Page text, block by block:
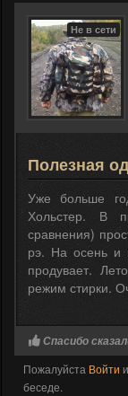
Не в сети
Полезная
Уже больше
Хольстер. В
сравнения)
рэ. На осень и
продувает.
режим стирки.
Спасибо
Пожалуйста Войти
беседе.